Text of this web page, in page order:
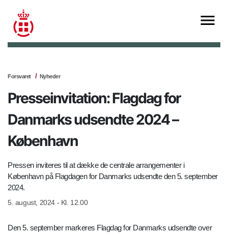
Forsvaret Nyheder
Presseinvitation: Flagdag for
Danmarks udsendte 2024 –
København
Pressen inviteres til at dække de centrale arrangementer i
København på Flagdagen for Danmarks udsendte den 5. september
2024.
5. august, 2024 - Kl. 12.00
Den 5. september markeres Flagdag for Danmarks udsendte over